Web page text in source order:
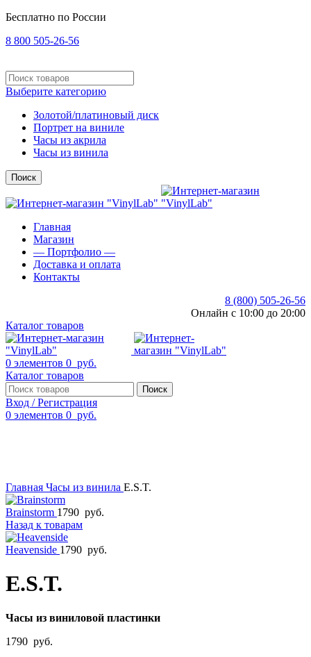
Бесплатно по России
8 800 505-26-56
Выберите категорию
Золотой/платиновый диск
Портрет на виниле
Часы из акрила
Часы из винила
Поиск
Главная
Магазин
— Портфолио —
Доставка и оплата
Контакты
8 (800) 505-26-56
Онлайн с 10:00 до 20:00
Каталог товаров
0 элементов 0 руб.
Каталог товаров
Поиск
Вход / Регистрация
0 элементов 0 руб.
Главная Часы из винила E.S.T.
Brainstorm 1790 руб.
Назад к товарам
Heavenside 1790 руб.
E.S.T.
Часы из виниловой пластинки
1790 руб.